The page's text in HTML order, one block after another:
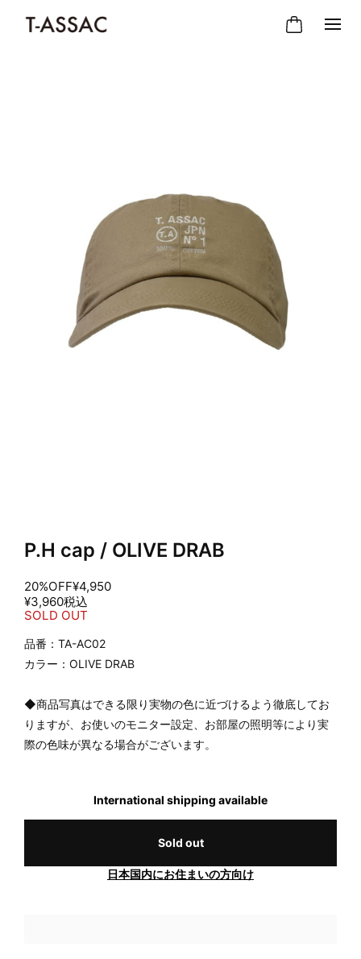
P.H cap / OLIVE DRAB
20%OFF¥4,950
¥3,960税込
SOLD OUT
品番：TA-AC02
カラー：OLIVE DRAB
◆商品写真はできる限り実物の色に近づけるよう徹底してお
りますが、お使いのモニター設定、お部屋の照明等により実
際の色味が異なる場合がございます。
International shipping available
Sold out
日本国内にお住まいの方向け